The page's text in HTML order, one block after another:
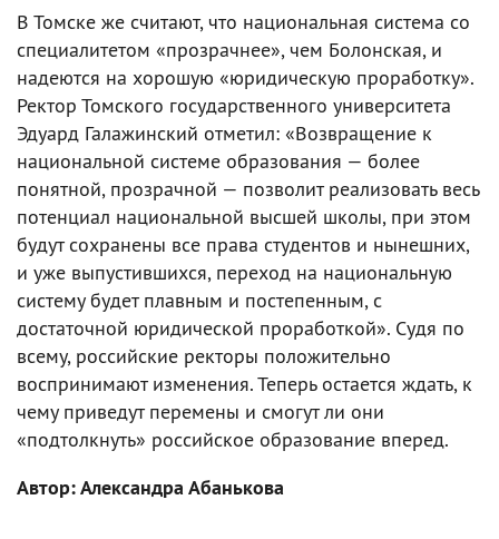
В Томске же считают, что национальная система со
специалитетом «прозрачнее», чем Болонская, и
надеются на хорошую «юридическую проработку».
Ректор Томского государственного университета
Эдуард Галажинский отметил: «Возвращение к
национальной системе образования — более
понятной, прозрачной — позволит реализовать весь
потенциал национальной высшей школы, при этом
будут сохранены все права студентов и нынешних,
и уже выпустившихся, переход на национальную
систему будет плавным и постепенным, с
достаточной юридической проработкой». Судя по
всему, российские ректоры положительно
воспринимают изменения. Теперь остается ждать, к
чему приведут перемены и смогут ли они
«подтолкнуть» российское образование вперед.
Автор: Александра Абанькова